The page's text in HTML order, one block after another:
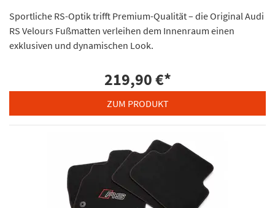
Sportliche RS-Optik trifft Premium-Qualität – die Original Audi
RS Velours Fußmatten verleihen dem Innenraum einen
exklusiven und dynamischen Look.
219,90 €*
ZUM PRODUKT